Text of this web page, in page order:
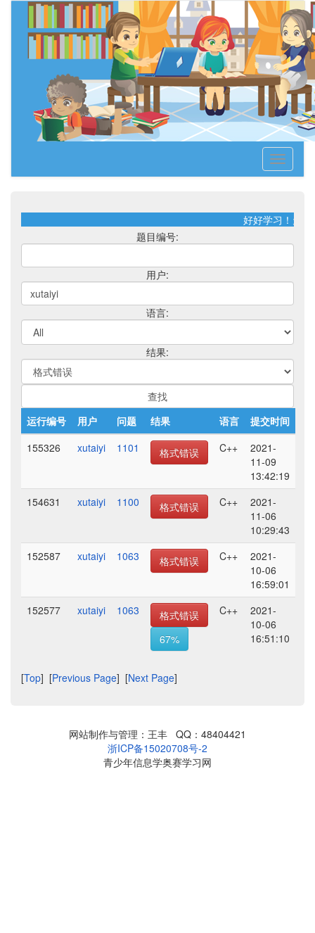
Toggle
好好学习！天天
题目编号:
用户:
语言:
结果:
运行编号 用户 问题 结果 语言
提交时间
155326
xutaiyi 1101 格式错误 C++
2021-
11-09
13:42:19
154631
xutaiyi 1100 格式错误 C++
2021-
11-06
10:29:43
152587
xutaiyi 1063 格式错误 C++
2021-
10-06
16:59:01
152577
xutaiyi 1063
格式错误
67%
C++
2021-
10-06
16:51:10
[Top] [Previous Page] [Next Page]
网站制作与管理：王丰 QQ：48404421
浙ICP备15020708号-2
青少年信息学奥赛学习网